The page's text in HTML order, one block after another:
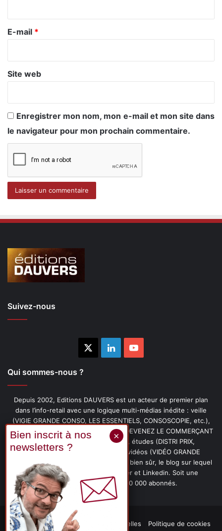
e
E-mail *
Site web
Enregistrer mon nom, mon e-mail et mon site dans
le navigateur pour mon prochain commentaire.
Suivez-nous
LinkedinYouTube
Qui sommes-nous ?
Depuis 2002, Editions DAUVERS est un acteur de premier plan
dans l’info-retail avec une logique multi-médias inédite : veille
(VIGIE GRANDE CONSO, LES ESSENTIELS, CONSOSCOPIE, etc.),
livres (PENSER-CLIENT, IMAGE-PRIX, DEVENEZ LE COMMERÇANT
PRÉFÉRÉ DE VOS CLIENTS, etc.), études (DISTRI PRIX,
PROMOFLASH, DRIVE INSIGHTS), vidéos (VIDÉO GRANDE
CONSO), podcasts (CAFÉ CONSO) et, bien sûr, le blog sur lequel
vous êtes, ainsi que les fils Twitter et Linkedin. Soit une
communauté de plus de 150 000 abonnés.
Mentions légales Données personnelles Politique de cookies